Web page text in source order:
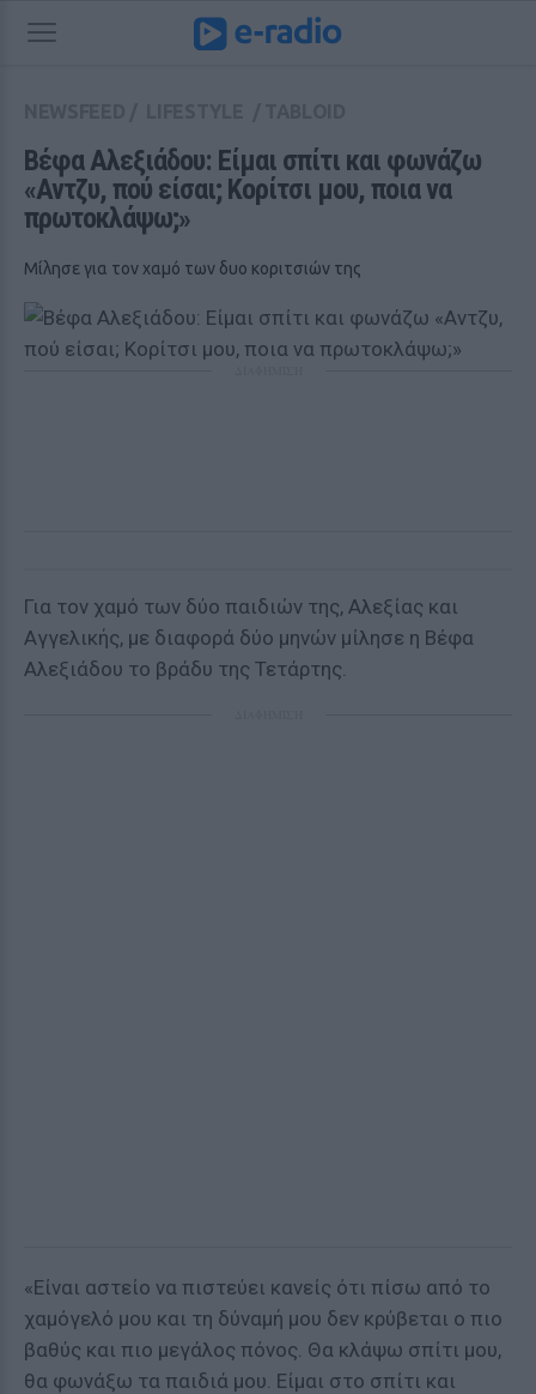
Βέφα Αλεξιάδου: Είμαι σπίτι και φωνάζω
«Αντζυ, πού είσαι; Κορίτσι μου, ποια να
πρωτοκλάψω;»
Μίλησε για τον χαμό των δυο κοριτσιών της
Για τον χαμό των δύο παιδιών της, Αλεξίας και
Αγγελικής, με διαφορά δύο μηνών μίλησε η Βέφα
Αλεξιάδου το βράδυ της Τετάρτης.
«Είναι αστείο να πιστεύει κανείς ότι πίσω από το
χαμόγελό μου και τη δύναμή μου δεν κρύβεται ο πιο
βαθύς και πιο μεγάλος πόνος. Θα κλάψω σπίτι μου,
θα φωνάξω τα παιδιά μου. Είμαι στο σπίτι και